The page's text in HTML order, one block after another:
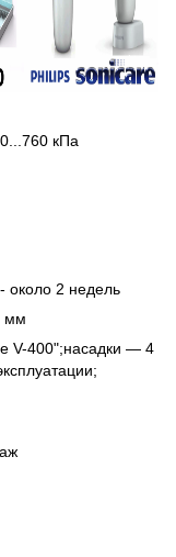
кПа
около 2 недель
мм
V-400";насадки — 4